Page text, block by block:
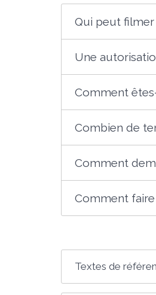
Qui peut
Une
Comment
Combien de
Comment
Comment
Textes de